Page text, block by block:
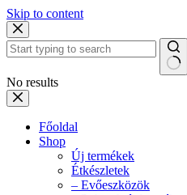
Skip to content
No results
Főoldal
Shop
Új termékek
Étkészletek
– Evőeszközök